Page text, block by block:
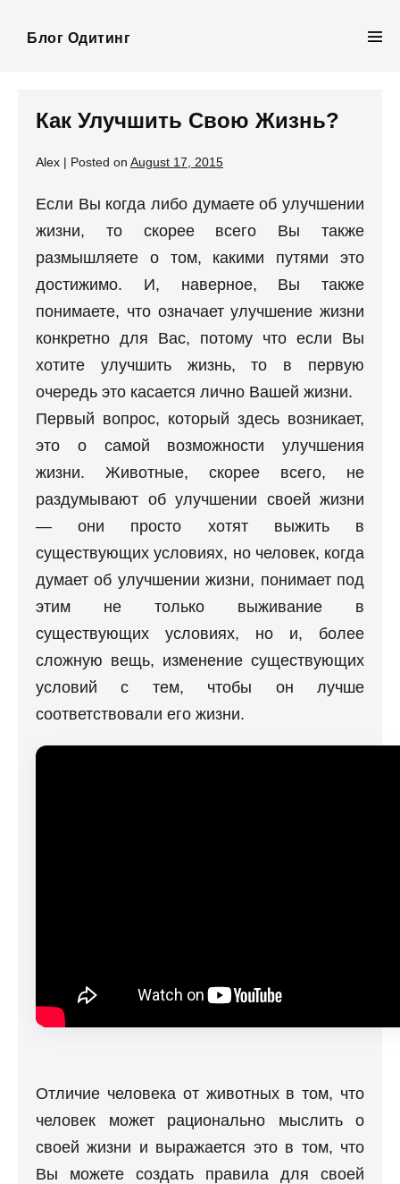
Блог Одитинг
Как Улучшить Свою Жизнь?
Alex | Posted on August 17, 2015
Если Вы когда либо думаете об улучшении
жизни, то скорее всего Вы также
размышляете о том, какими путями это
достижимо. И, наверное, Вы также
понимаете, что означает улучшение жизни
конкретно для Вас, потому что если Вы
хотите улучшить жизнь, то в первую
очередь это касается лично Вашей жизни.
Первый вопрос, который здесь возникает,
это о самой возможности улучшения
жизни. Животные, скорее всего, не
раздумывают об улучшении своей жизни
— они просто хотят выжить в
существующих условиях, но человек, когда
думает об улучшении жизни, понимает под
этим не только выживание в
существующих условиях, но и, более
сложную вещь, изменение существующих
условий с тем, чтобы он лучше
соответствовали его жизни.
Отличие человека от животных в том, что
человек может рационально мыслить о
своей жизни и выражается это в том, что
Вы можете создать правила для своей